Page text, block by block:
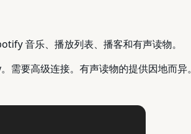
音乐、播放列表、播客和有声读物。
需要高级连接。有声读物的提供因地而异。